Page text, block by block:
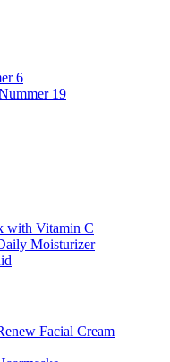
6
19
with Vitamin C
Moisturizer
Facial Cream